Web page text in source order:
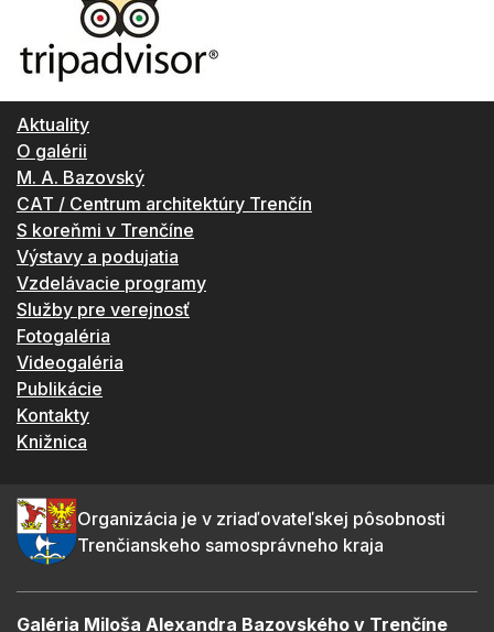
Aktuality
O galérii
M. A. Bazovský
CAT / Centrum architektúry Trenčín
S koreňmi v Trenčíne
Výstavy a podujatia
Vzdelávacie programy
Služby pre verejnosť
Fotogaléria
Videogaléria
Publikácie
Kontakty
Knižnica
Organizácia je v zriaďovateľskej pôsobnosti
Trenčianskeho samosprávneho kraja
Galéria Miloša Alexandra Bazovského v Trenčíne